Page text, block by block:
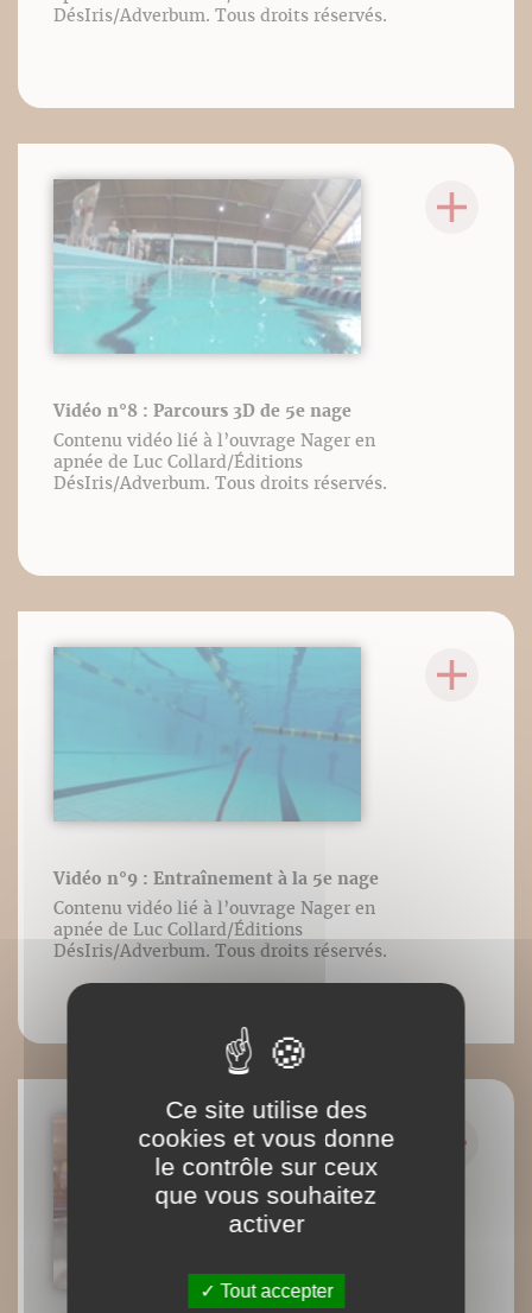
DésIris/Adverbum. Tous droits réservés.
Vidéo n°8 : Parcours 3D de 5e nage
Contenu vidéo lié à l’ouvrage Nager en
apnée de Luc Collard/Éditions
DésIris/Adverbum. Tous droits réservés.
Vidéo n°9 : Entraînement à la 5e nage
Contenu vidéo lié à l’ouvrage Nager en
apnée de Luc Collard/Éditions
DésIris/Adverbum. Tous droits réservés.
Ce site utilise des
cookies et vous donne
le contrôle sur ceux
que vous souhaitez
activer
Tout accepter